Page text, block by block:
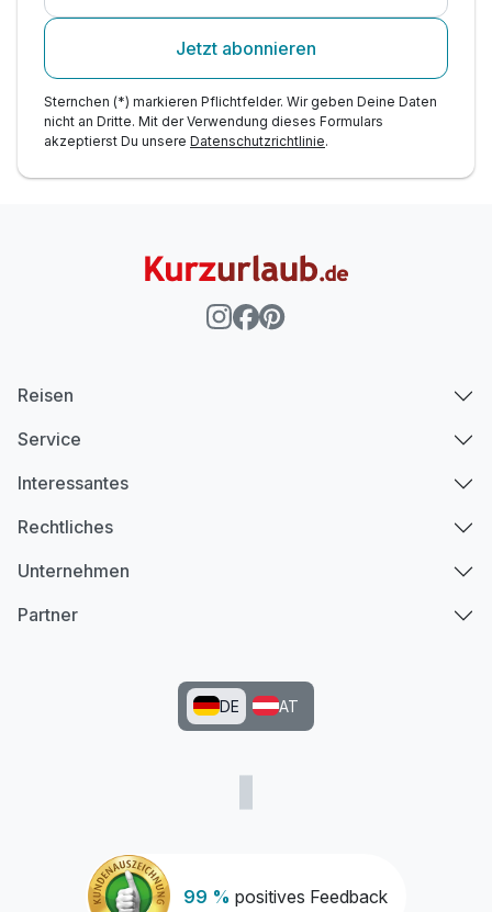
Jetzt abonnieren
Sternchen (*) markieren Pflichtfelder. Wir geben Deine Daten
nicht an Dritte. Mit der Verwendung dieses Formulars
akzeptierst Du unsere Datenschutzrichtlinie.
99 % positives Feedback
Reisen
Service
Interessantes
Rechtliches
Unternehmen
Partner
DE AT